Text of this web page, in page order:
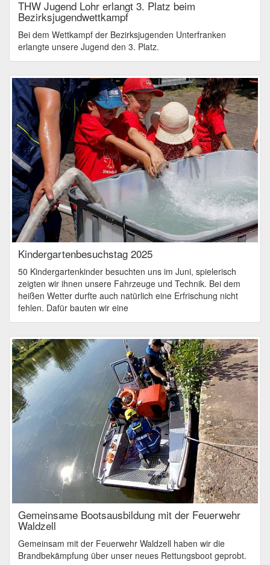
THW Jugend Lohr erlangt 3. Platz beim
Bezirksjugendwettkampf
Bei dem Wettkampf der Bezirksjugenden Unterfranken
erlangte unsere Jugend den 3. Platz.
Kindergartenbesuchstag 2025
50 Kindergartenkinder besuchten uns im Juni, spielerisch
zeigten wir ihnen unsere Fahrzeuge und Technik. Bei dem
heißen Wetter durfte auch natürlich eine Erfrischung nicht
fehlen. Dafür bauten wir eine
Gemeinsame Bootsausbildung mit der Feuerwehr
Waldzell
Gemeinsam mit der Feuerwehr Waldzell haben wir die
Brandbekämpfung über unser neues Rettungsboot geprobt.